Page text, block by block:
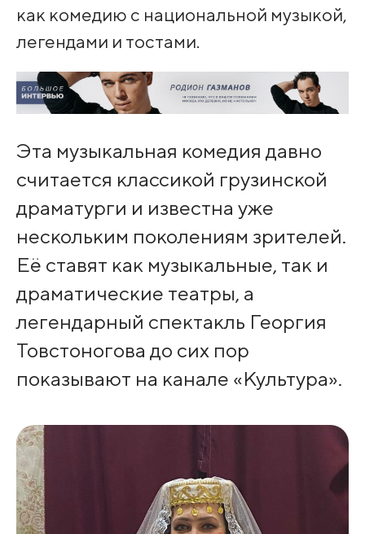
как комедию с национальной музыкой,
легендами и тостами.
Эта музыкальная комедия давно
считается классикой грузинской
драматурги и известна уже
нескольким поколениям зрителей.
Её ставят как музыкальные, так и
драматические театры, а
легендарный спектакль Георгия
Товстоногова до сих пор
показывают на канале «Культура».